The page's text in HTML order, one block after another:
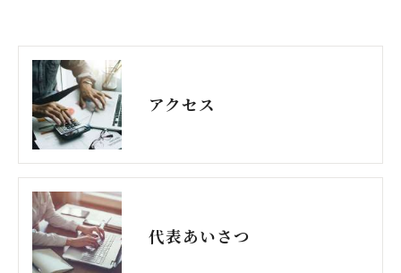
アクセス
代表あいさつ